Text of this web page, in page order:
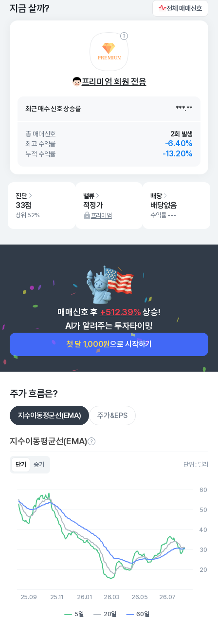
지금 살까? 전체 매매신호
프리미엄 회원 전용
26. 08/09
최근 매수 신호 상승률 ***.**
최근 매수 신호 ***.**
총 매매신호
2회 발생
최고 수익률
-6.40%
누적 수익률 -13.20%
진단
33점
상위 52%
밸류
적정가
프리미엄
배당
배당없음
수익률 ---
매매신호 후 +512.39% 상승!
AI가 알려주는 투자타이밍
첫 달 1,000원으로 시작하기
주가 흐름은?
지수이동평균선(EMA) 주가&EPS
지수이동평균선(EMA)
단기 중기 단위 : 달러
View as data table, Chart
The chart has 1 X axis displaying Time. Data ranges from
The chart has 1 Y axis displaying values. Data ranges from
5일 20일 60일
25.09 25.11 26.01 26.03 26.05 26.07
20
30
40
50
60